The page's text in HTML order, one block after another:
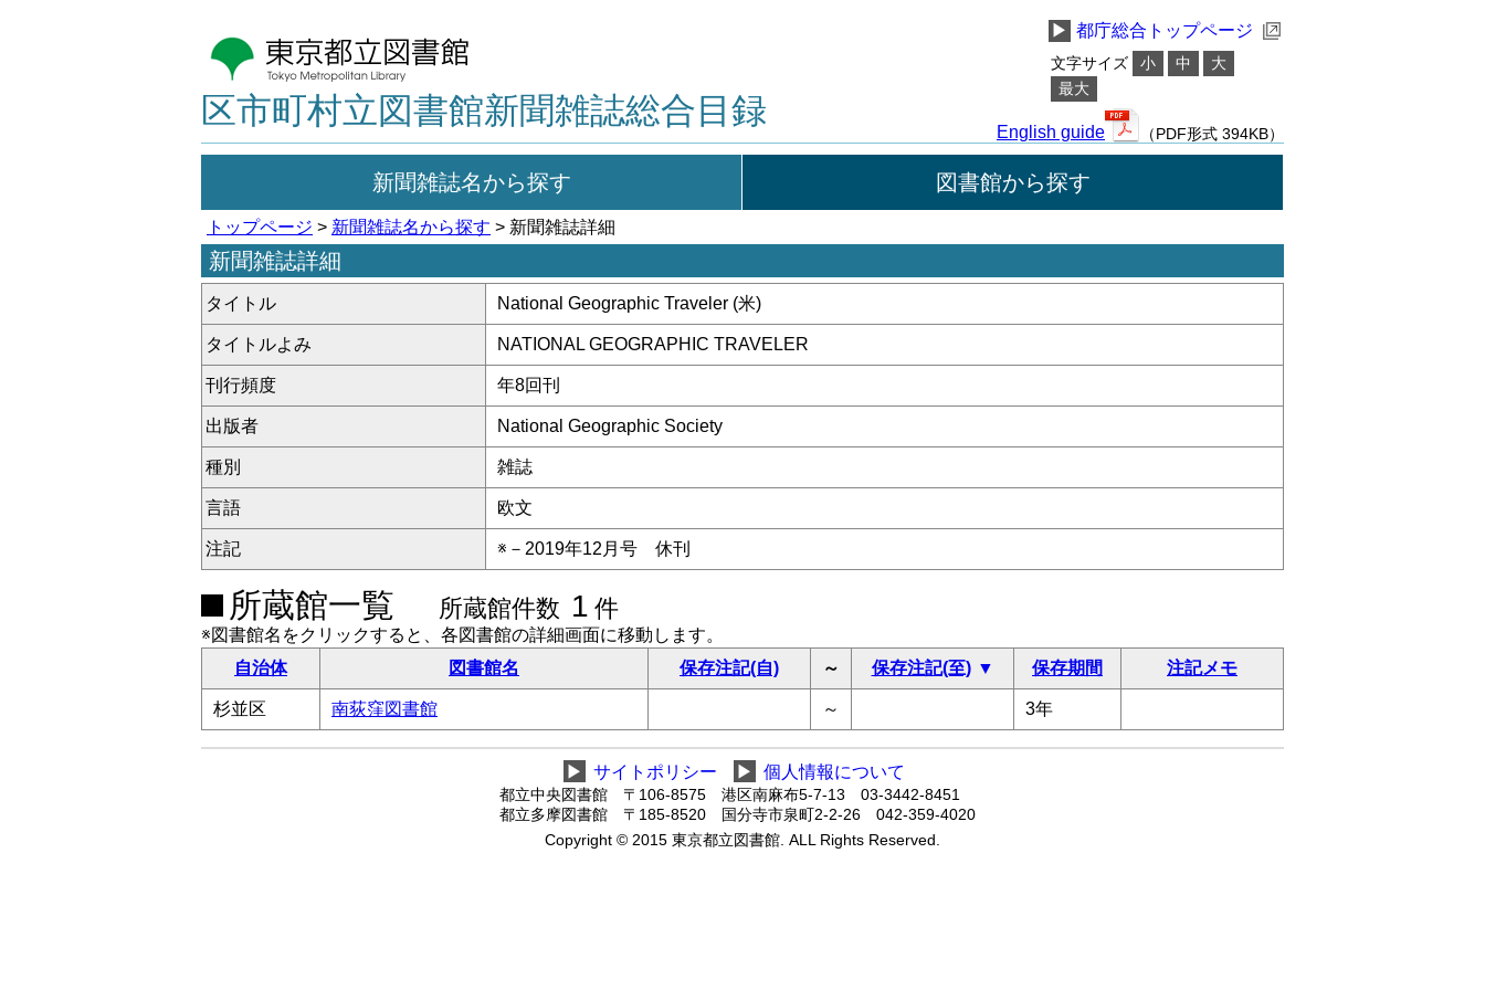
区市町村立図書館新聞雑誌総合目録
▶ 都庁総合トップページ
文字サイズ 小 中
大
最大
English guide （PDF形式 394KB）
新聞雑誌名から探す 図書館から探す
トップページ > 新聞雑誌名から探す > 新聞雑誌詳細
新聞雑誌詳細
タイトル National Geographic Traveler (米)
タイトルよみ NATIONAL GEOGRAPHIC TRAVELER
刊行頻度 年8回刊
出版者 National Geographic Society
種別 雑誌
言語 欧文
注記 ※－2019年12月号 休刊
所蔵館一覧 所蔵館件数 1 件
※図書館名をクリックすると、各図書館の詳細画面に移動します。
自治体
図書館名 保存注記(自) ～ 保存注記(至) 保存期間 注記メモ
杉並区 南荻窪図書館 ～ 3年
▶ サイトポリシー ▶ 個人情報について
都立中央図書館 〒106-8575 港区南麻布5-7-13 03-3442-8451
都立多摩図書館 〒185-8520 国分寺市泉町2-2-26 042-359-4020
Copyright © 2015 東京都立図書館. ALL Rights Reserved.